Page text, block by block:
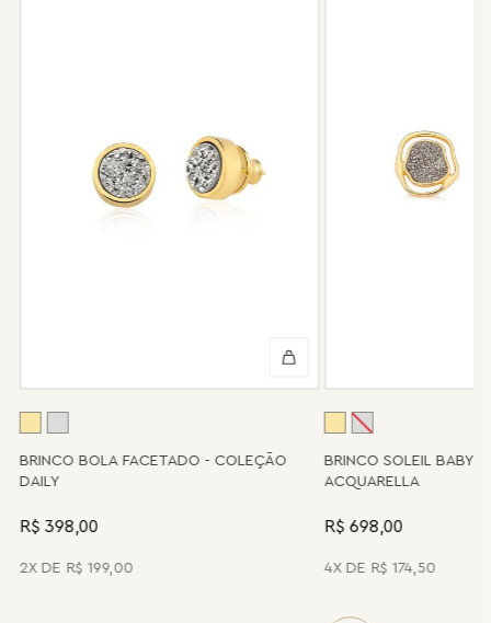
enviada novamente para a fábrica, e será cobrado apenas o
valor de custo do conserto e do frete.
Informe-se conosco sobre estes custos e sobre o prazo de
retorno, que pode variar conforme a região.
disposição para orientá-la e oferecer a melhor alternativa
BRINCO BOLA FACETADO - COLEÇÃO
DAILY
R$ 398,00
2 R$ 199,00
BRINCO SOLEIL BABY -
ACQUARELLA
R$ 698,00
4 R$ 174,50